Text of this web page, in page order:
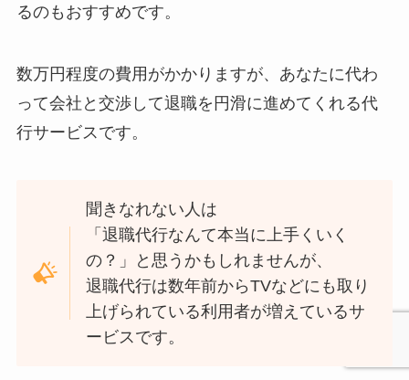
るのもおすすめです。
数万円程度の費用がかかりますが、あなたに代わ
って会社と交渉して退職を円滑に進めてくれる代
行サービスです。
聞きなれない人は
「退職代行なんて本当に上手くいく
の？」と思うかもしれませんが、
退職代行は数年前からTVなどにも取り
上げられている利用者が増えているサ
ービスです。